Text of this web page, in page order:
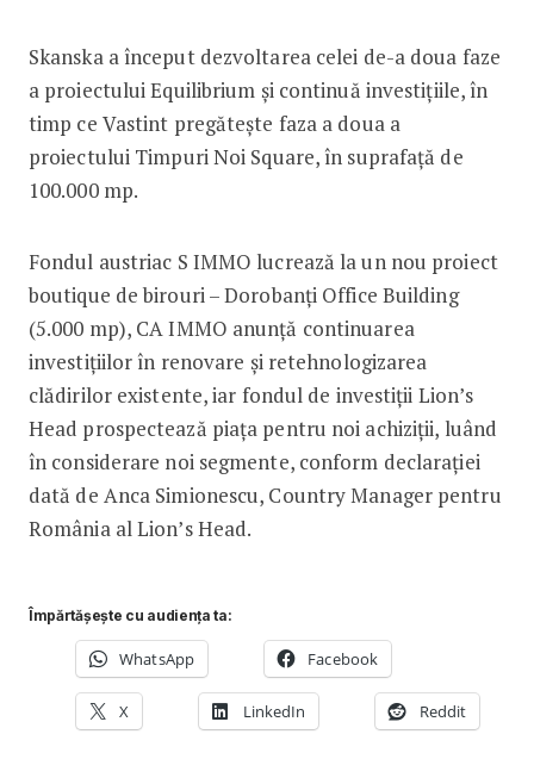
Skanska a început dezvoltarea celei de-a doua faze
a proiectului Equilibrium și continuă investițiile, în
timp ce Vastint pregătește faza a doua a
proiectului Timpuri Noi Square, în suprafață de
100.000 mp.
Fondul austriac S IMMO lucrează la un nou proiect
boutique de birouri – Dorobanți Office Building
(5.000 mp), CA IMMO anunță continuarea
investițiilor în renovare și retehnologizarea
clădirilor existente, iar fondul de investiții Lion’s
Head prospectează piața pentru noi achiziții, luând
în considerare noi segmente, conform declarației
dată de Anca Simionescu, Country Manager pentru
România al Lion’s Head.
Împărtășește cu audiența ta:
WhatsApp Facebook
X LinkedIn Reddit